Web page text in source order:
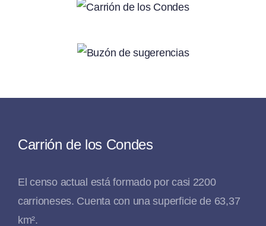
Carrión de los Condes
El censo actual está formado por casi 2200
carrioneses. Cuenta con una superficie de 63,37
km².